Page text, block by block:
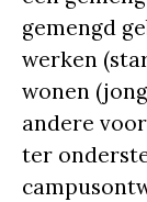
gemengd
werken
wonen
andere
ter